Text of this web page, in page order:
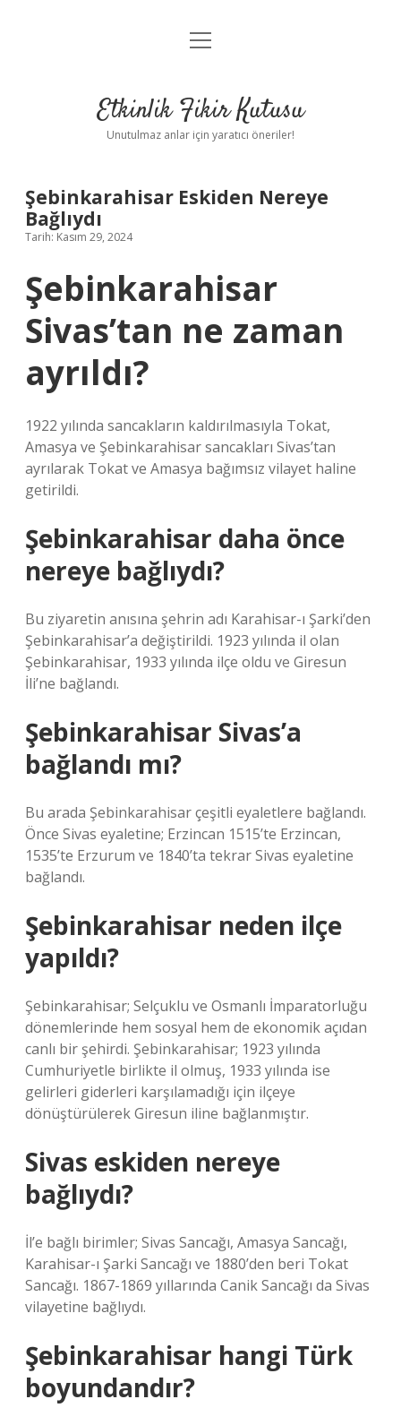
Anasayfa
Yasal Uyarı
menüyü
Etkinlik Fikir Kutusu
Unutulmaz anlar için yaratıcı öneriler!
Şebinkarahisar Eskiden Nereye
Bağlıydı
Tarih: Kasım 29, 2024
Şebinkarahisar
Sivas’tan ne zaman
ayrıldı?
1922 yılında sancakların kaldırılmasıyla Tokat,
Amasya ve Şebinkarahisar sancakları Sivas’tan
ayrılarak Tokat ve Amasya bağımsız vilayet haline
getirildi.
Şebinkarahisar daha önce
nereye bağlıydı?
Bu ziyaretin anısına şehrin adı Karahisar-ı Şarki’den
Şebinkarahisar’a değiştirildi. 1923 yılında il olan
Şebinkarahisar, 1933 yılında ilçe oldu ve Giresun
İli’ne bağlandı.
Şebinkarahisar Sivas’a
bağlandı mı?
Bu arada Şebinkarahisar çeşitli eyaletlere bağlandı.
Önce Sivas eyaletine; Erzincan 1515’te Erzincan,
1535’te Erzurum ve 1840’ta tekrar Sivas eyaletine
bağlandı.
Şebinkarahisar neden ilçe
yapıldı?
Şebinkarahisar; Selçuklu ve Osmanlı İmparatorluğu
dönemlerinde hem sosyal hem de ekonomik açıdan
canlı bir şehirdi. Şebinkarahisar; 1923 yılında
Cumhuriyetle birlikte il olmuş, 1933 yılında ise
gelirleri giderleri karşılamadığı için ilçeye
dönüştürülerek Giresun iline bağlanmıştır.
Sivas eskiden nereye
bağlıydı?
İl’e bağlı birimler; Sivas Sancağı, Amasya Sancağı,
Karahisar-ı Şarki Sancağı ve 1880’den beri Tokat
Sancağı. 1867-1869 yıllarında Canik Sancağı da Sivas
vilayetine bağlıydı.
Şebinkarahisar hangi Türk
boyundandır?